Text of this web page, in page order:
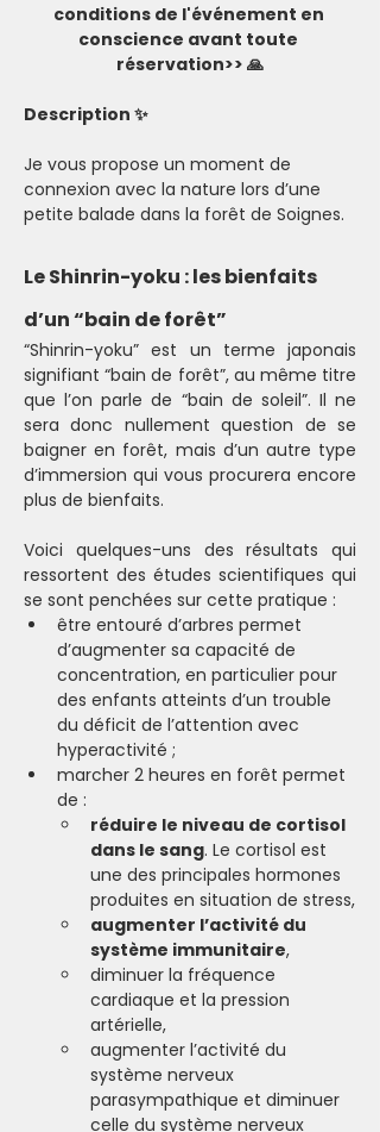
conditions de l'événement en
conscience avant toute
réservation>> 🙏
Description ✨
Je vous propose un moment de
connexion avec la nature lors d’une
petite balade dans la forêt de Soignes.
Le Shinrin-yoku : les bienfaits
d’un “bain de forêt”
“Shinrin-yoku” est un terme japonais
signifiant “bain de forêt”, au même titre
que l’on parle de “bain de soleil”. Il ne
sera donc nullement question de se
baigner en forêt, mais d’un autre type
d’immersion qui vous procurera encore
plus de bienfaits.
Voici quelques-uns des résultats qui
ressortent des études scientifiques qui
se sont penchées sur cette pratique :
être entouré d’arbres permet
d’augmenter sa capacité de
concentration, en particulier pour
des enfants atteints d’un trouble
du déficit de l’attention avec
hyperactivité ;
marcher 2 heures en forêt permet
de :
réduire le niveau de cortisol
dans le sang. Le cortisol est
une des principales hormones
produites en situation de stress,
augmenter l’activité du
système immunitaire,
diminuer la fréquence
cardiaque et la pression
artérielle,
augmenter l’activité du
système nerveux
parasympathique et diminuer
celle du système nerveux